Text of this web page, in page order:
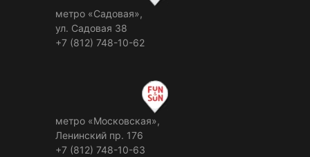
метро «Садовая»,
ул. Садовая 38
+7 (812) 748-10-62
метро «Московская»,
Ленинский пр. 176
+7 (812) 748-10-63